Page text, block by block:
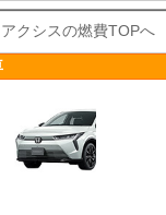
クシスの燃費TOPへ